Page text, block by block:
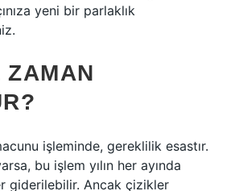
yeni bir parlaklık
işleminde, gereklilik esastır.
bu işlem yılın her ayında
giderilebilir. Ancak çizikler